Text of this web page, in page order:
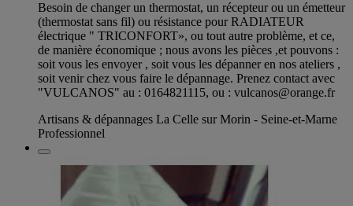
Besoin de changer un thermostat, un récepteur ou un émetteur
(thermostat sans fil) ou résistance pour RADIATEUR
électrique " TRICONFORT», ou tout autre problème, et ce,
de manière économique ; nous avons les pièces ,et pouvons :
soit vous les envoyer , soit vous les dépanner en nos ateliers ,
soit venir chez vous faire le dépannage. Prenez contact avec
"VULCANOS" au : 0164821115, ou : vulcanos@orange.fr
Artisans & dépannages La Celle sur Morin - Seine-et-Marne
Professionnel